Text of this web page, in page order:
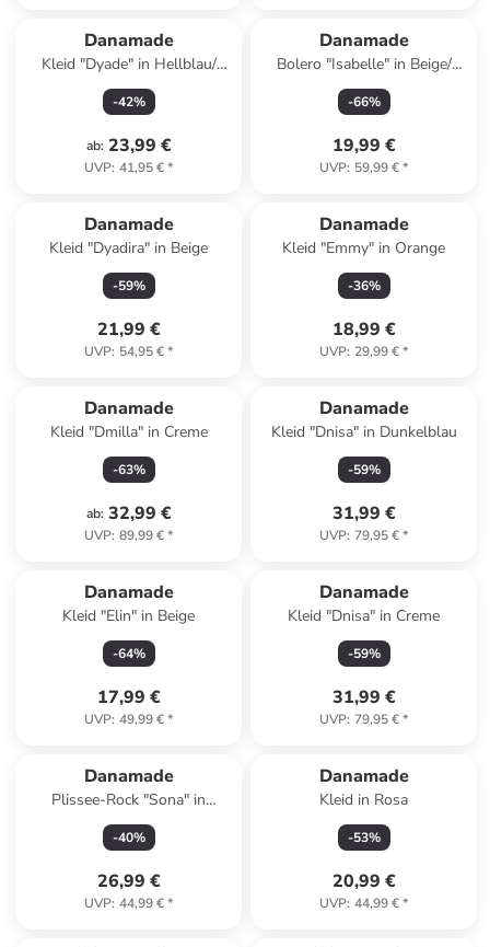
Danamade
Kleid "Dyade" in Hellblau/
Weiß
-42%
ab: 23,99 €
UVP: 41,95 €*
Danamade
Bolero "Isabelle" in Beige/
Gold
-66%
19,99 €
UVP: 59,99 €*
Danamade
Kleid "Dyadira" in Beige
-59%
21,99 €
UVP: 54,95 €*
Danamade
Kleid "Emmy" in Orange
-36%
18,99 €
UVP: 29,99 €*
Danamade
Kleid "Dmilla" in Creme
-63%
ab: 32,99 €
UVP: 89,99 €*
Danamade
Kleid "Dnisa" in Dunkelblau
-59%
31,99 €
UVP: 79,95 €*
Danamade
Kleid "Elin" in Beige
-64%
17,99 €
UVP: 49,99 €*
Danamade
Kleid "Dnisa" in Creme
-59%
31,99 €
UVP: 79,95 €*
Danamade
Plissee-Rock "Sona" in
Schwarz/ Hellbraun
-40%
26,99 €
UVP: 44,99 €*
Danamade
Kleid in Rosa
-53%
20,99 €
UVP: 44,99 €*